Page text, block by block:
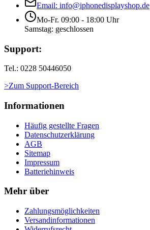
Email: info@iphonedisplayshop.de
Mo-Fr. 09:00 - 18:00 Uhr
Samstag: geschlossen
Support:
Tel.: 0228 50446050
>Zum Support-Bereich
Informationen
Häufig gestellte Fragen
Datenschutzerklärung
AGB
Sitemap
Impressum
Batteriehinweis
Mehr über
Zahlungsmöglichkeiten
Versandinformationen